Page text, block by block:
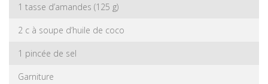
1 tasse d’amandes (125 g)
2 c à soupe d’huile de coco
1 pincée de sel
Garniture